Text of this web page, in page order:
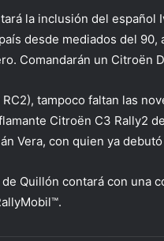
la inclusión del español
desde mediados del 90,
Comandarán un Citroën
tampoco faltan las
Citroën C3 Rally2
Vera, con quien ya
Quillón contará con una